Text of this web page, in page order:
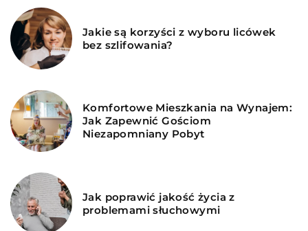
Jakie są korzyści z wyboru licówek
bez szlifowania?
Komfortowe Mieszkania na Wynajem:
Jak Zapewnić Gościom
Niezapomniany Pobyt
Jak poprawić jakość życia z
problemami słuchowymi